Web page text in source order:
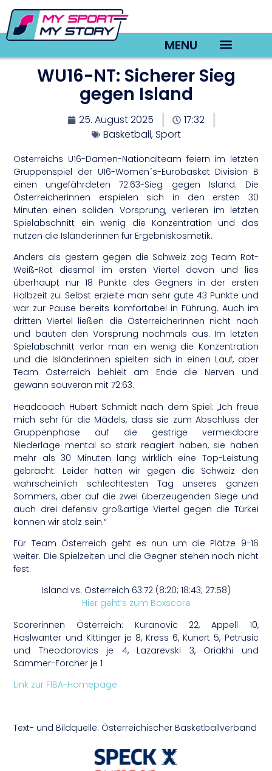
MENU
WU16-NT: Sicherer Sieg
gegen Island
25. August 2025
17:32
Basketball,Sport
Österreichs U16-Damen-Nationalteam feiern im letzten
Gruppenspiel der U16-Women´s-Eurobasket Division B
einen ungefährdeten 72:63-Sieg gegen Island. Die
Österreicherinnen erspielen sich in den ersten 30
Minuten einen soliden Vorsprung, verlieren im letzten
Spielabschnitt ein wenig die Konzentration und das
nutzen die Isländerinnen für Ergebniskosmetik.
Anders als gestern gegen die Schweiz zog Team Rot-
Weiß-Rot diesmal im ersten Viertel davon und lies
überhaupt nur 18 Punkte des Gegners in der ersten
Halbzeit zu. Selbst erzielte man sehr gute 43 Punkte und
war zur Pause bereits komfortabel in Führung. Auch im
dritten Viertel ließen die Österreicherinnen nicht nach
und bauten den Vorsprung nochmals aus. Im letzten
Spielabschnitt verlor man ein wenig die Konzentration
und die Isländerinnen spielten sich in einen Lauf, aber
Team Österreich behielt am Ende die Nerven und
gewann souverän mit 72:63.
Headcoach Hubert Schmidt nach dem Spiel: „Ich freue
mich sehr für die Mädels, dass sie zum Abschluss der
Gruppenphase auf die gestrige vermeidbare
Niederlage mental so stark reagiert haben, sie haben
mehr als 30 Minuten lang wirklich eine Top-Leistung
gebracht. Leider hatten wir gegen die Schweiz den
wahrscheinlich schlechtesten Tag unseres ganzen
Sommers, aber auf die zwei überzeugenden Siege und
auch drei defensiv großartige Viertel gegen die Türkei
können wir stolz sein.“
Für Team Österreich geht es nun um die Plätze 9-16
weiter. Die Spielzeiten und die Gegner stehen noch nicht
fest.
Island vs. Österreich 63:72 (8:20; 18:43; 27:58)
Hier geht’s zum Boxscore
Scorerinnen Österreich: Kuranovic 22, Appell 10,
Haslwanter und Kittinger je 8, Kress 6, Kunert 5, Petrusic
und Theodorovics je 4, Lazarevski 3, Oriakhi und
Sammer-Forcher je 1
Link zur FIBA-Homepage
Text- und Bildquelle: Österreichischer Basketballverband